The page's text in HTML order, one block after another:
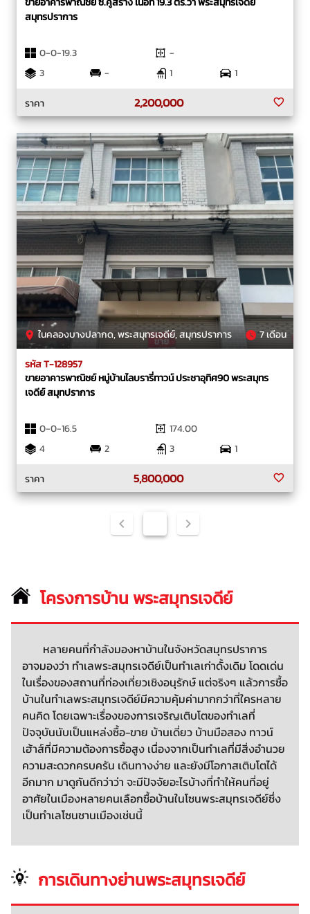
สมุทรปราการ
0-0-19.3
-
3
- 1
1
ราคา
2,200,000
ในคลองบางปลากด, พระสมุทรเจดีย์, สมุทรปราการ 7 เดือน
รหัส T-128957
ขายอาคารพาณิชย์ หมู่บ้านไลบรารี่ทาวน์ ประชาอุทิศ90 พระสมุทร
เจดีย์ สมุทปราการ
0-0-16.5
174.00
4
2 3
1
ราคา
5,800,000
โครงการบ้าน พระสมุทรเจดีย์
หลายคนที่กำลังมองหาบ้านในจังหวัดสมุทรปราการ
อาจมองว่า ทำเลพระสมุทรเจดีย์เป็นทำเลเก่าดั้งเดิม โดดเด่น
ในเรื่องของสถานที่ท่องเที่ยวเชิงอนุรักษ์ แต่จริงๆ แล้วการซื้อ
บ้านในทำเลพระสมุทรเจดีย์มีความคุ้มค่ามากกว่าที่ใครหลาย
คนคิด โดยเฉพาะเรื่องของการเจริญเติบโตของทำเลที่
ปัจจุบันนับเป็นแหล่งซื้อ-ขาย บ้านเดี่ยว บ้านมือสอง ทาวน์
เฮ้าส์ที่มีความต้องการซื้อสูง เนื่องจากเป็นทำเลที่มีสิ่งอำนวย
ความสะดวกครบครัน เดินทางง่าย และยังมีโอกาสเติบโตได้
อีกมาก มาดูกันดีกว่าว่า จะมีปัจจัยอะไรบ้างที่ทำให้คนที่อยู่
อาศัยในเมืองหลายคนเลือกซื้อบ้านในโซนพระสมุทรเจดีย์ซึ่ง
เป็นทำเลโซนชานเมืองเช่นนี้
การเดินทางย่านพระสมุทรเจดีย์